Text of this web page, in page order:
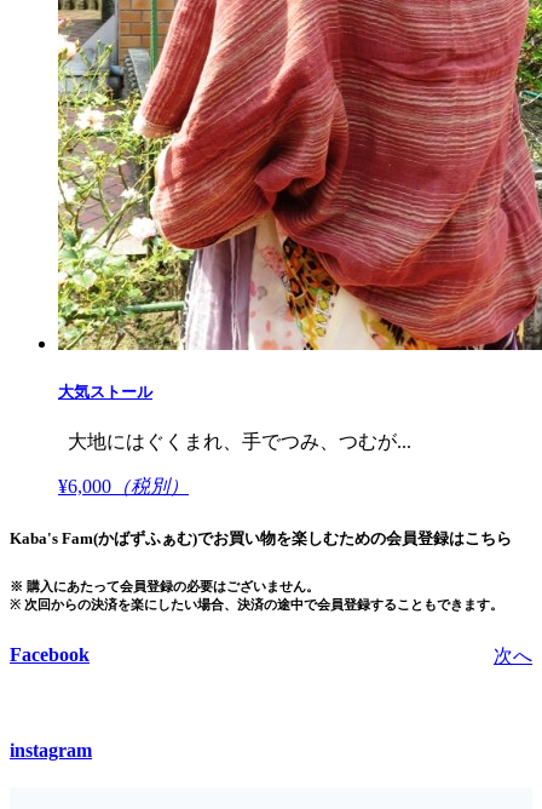
大気ストール
大地にはぐくまれ、手でつみ、つむが...
¥6,000 （税別）
Kaba's Fam(かばずふぁむ)でお買い物を楽しむための会員登録はこちら
※ 購入にあたって会員登録の必要はございません。
※ 次回からの決済を楽にしたい場合、決済の途中で会員登録することもできます。
次へ
Facebook
instagram